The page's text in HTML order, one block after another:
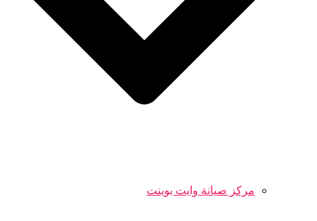
مركز صيانة وايت بوينت